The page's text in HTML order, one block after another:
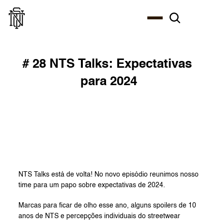
# 28 NTS Talks: Expectativas
para 2024
NTS Talks está de volta! No novo episódio reunimos nosso
time para um papo sobre expectativas de 2024.
Marcas para ficar de olho esse ano, alguns spoilers de 10
anos de NTS e percepções individuais do streetwear